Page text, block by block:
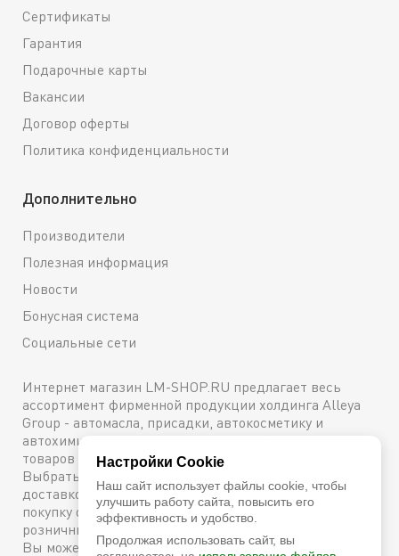
Сертификаты
Гарантия
Подарочные карты
Вакансии
Договор оферты
Политика конфиденциальности
Дополнительно
Производители
Полезная информация
Новости
Бонусная система
Социальные сети
Интернет магазин LM-SHOP.RU предлагает весь
ассортимент фирменной продукции холдинга Alleya
Group - автомасла, присадки, автокосметику и
автохимию. Каталог содержит подробное описание
товаров с техническими характеристиками и ценами.
Выбрать и купить оригинальную продукцию с
доставкой по Москве можно сейчас же, оформив
покупку онлайн, либо посетив один из наших
розничных магазинов. Более подробную информацию
Вы можете получить по телефону+7 (800) 600-48-38
Настройки Cookie
Наш сайт использует файлы cookie, чтобы
улучшить работу сайта, повысить его
эффективность и удобство.
Продолжая использовать сайт, вы